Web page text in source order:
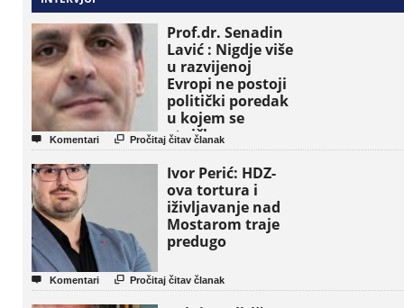
Prof.dr. Senadin
Lavić : Nigdje više
u razvijenoj
Evropi ne postoji
politički poredak
u kojem se
etničke grupe
pojavljuju kao
osnovne političke
jedinice
 Komentari  Pročitaj čitav članak
Ivor Perić: HDZ-
ova tortura i
iživljavanje nad
Mostarom traje
predugo
 Komentari  Pročitaj čitav članak